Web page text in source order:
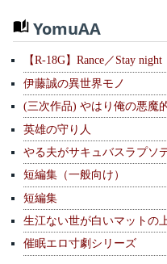
YomuAA
【R-18G】Rance／Stay
伊藤誠の異世界モノ
(三次作品) やはり俺の悪魔
英雄の守り人
やる夫がサキュバスラプソ
短編集（一般向け）
短編集
生江ない世が白いマットの
催眠エロ寸劇シリーズ